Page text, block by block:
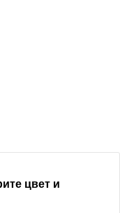
цвет и